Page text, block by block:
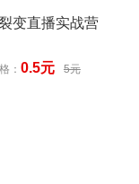
变直播实战营
： 0.5元 5元